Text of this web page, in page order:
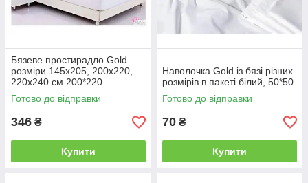
Бязеве простирадло Gold
розміри 145х205, 200х220,
220х240 см 200*220
Готово до відправки
346 ₴
Купити
Наволочка Gold із бязі різних
розмірів в пакеті білий, 50*50
Готово до відправки
70 ₴
Купити